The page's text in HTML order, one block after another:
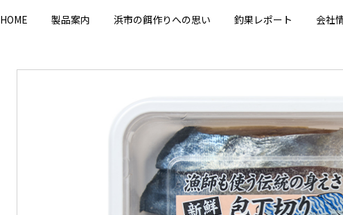
HOME 製品案内 浜市の餌作りへの思い 釣果レポート 会社